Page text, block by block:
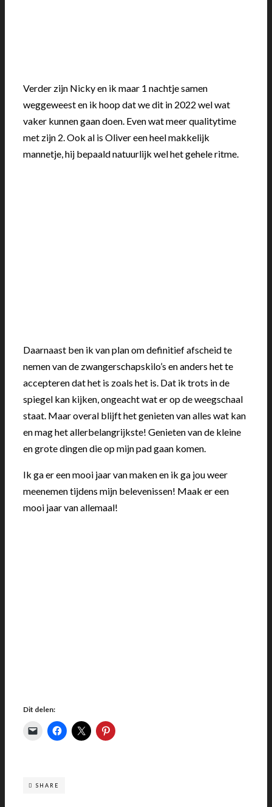
Verder zijn Nicky en ik maar 1 nachtje samen
weggeweest en ik hoop dat we dit in 2022 wel wat
vaker kunnen gaan doen. Even wat meer qualitytime
met zijn 2. Ook al is Oliver een heel makkelijk
mannetje, hij bepaald natuurlijk wel het gehele ritme.
Daarnaast ben ik van plan om definitief afscheid te
nemen van de zwangerschapskilo’s en anders het te
accepteren dat het is zoals het is. Dat ik trots in de
spiegel kan kijken, ongeacht wat er op de weegschaal
staat. Maar overal blijft het genieten van alles wat kan
en mag het allerbelangrijkste! Genieten van de kleine
en grote dingen die op mijn pad gaan komen.
Ik ga er een mooi jaar van maken en ik ga jou weer
meenemen tijdens mijn belevenissen! Maak er een
mooi jaar van allemaal!
Dit delen:
SHARE